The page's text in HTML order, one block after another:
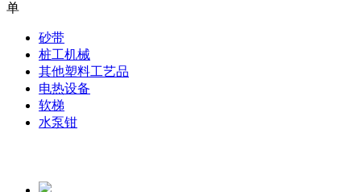
单
砂带
桩工机械
其他塑料工艺品
电热设备
软梯
水泵钳